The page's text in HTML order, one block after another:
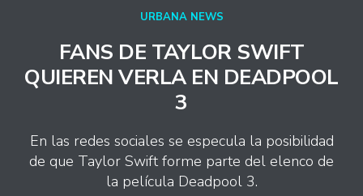
URBANA NEWS
FANS DE TAYLOR SWIFT
QUIEREN VERLA EN DEADPOOL
3
En las redes sociales se especula la posibilidad
de que Taylor Swift forme parte del elenco de
la película Deadpool 3.